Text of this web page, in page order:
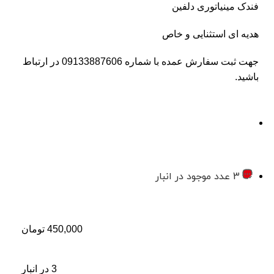
فندک مینیاتوری دلفین
هدیه ای استثنایی و خاص
جهت ثبت سفارش عمده با شماره 09133887606 در ارتباط
باشید.
3 عدد موجود در انبار
450,000 تومان
3 در انبار